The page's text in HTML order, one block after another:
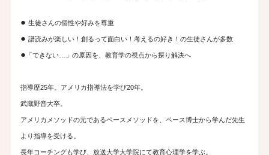
● 生徒さんの個性や好みを尊重
● 譜読みが楽しい！創るって面白い！考えるの好き！の生徒さんが多数
● 「できない…」の原因を、教育学の視点から探り解決へ
指導歴25年。アメリカ指導法を学び20年。
武蔵野音大卒。
アメリカメソッドの元であるペースメソッドを、ペース博士から学んだ先生
より指導を受ける。
長年コーチングも学び、放送大学大学院にて教育心理学を学ぶ。